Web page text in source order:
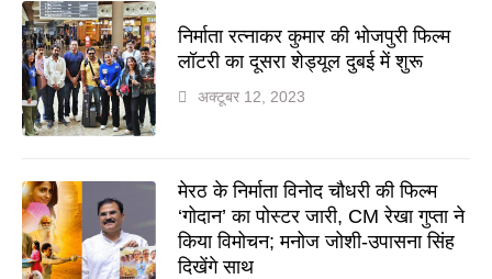
निर्माता रत्नाकर कुमार की भोजपुरी फिल्म
लॉटरी का दूसरा शेड्यूल दुबई में शुरू
अक्टूबर 12, 2023
मेरठ के निर्माता विनोद चौधरी की फिल्म
‘गोदान’ का पोस्टर जारी, CM रेखा गुप्ता ने
किया विमोचन; मनोज जोशी-उपासना सिंह
दिखेंगे साथ